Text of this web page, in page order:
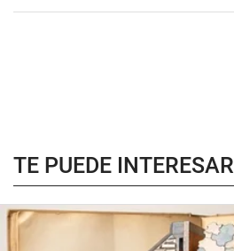
TE PUEDE INTERESAR